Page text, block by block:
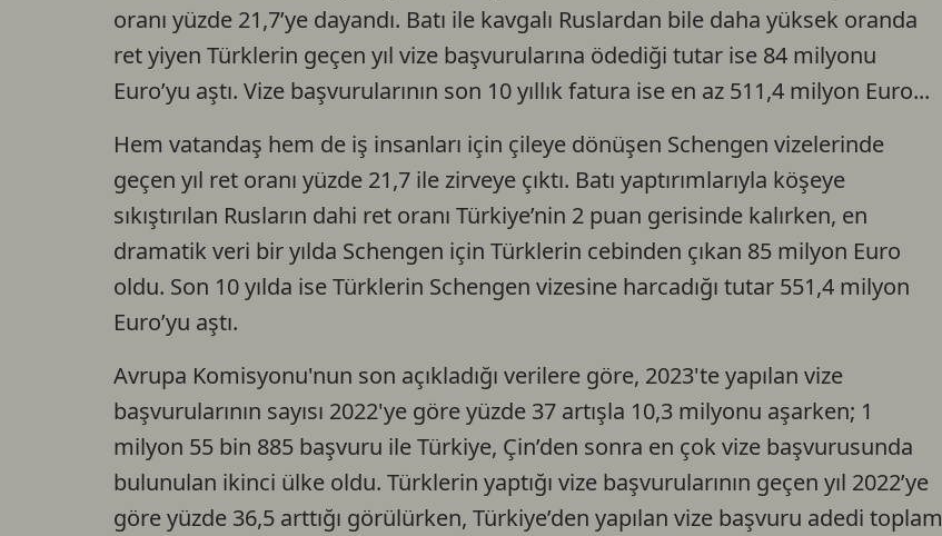
oranı yüzde 21,7’ye dayandı. Batı ile kavgalı Ruslardan bile daha yüksek oranda
ret yiyen Türklerin geçen yıl vize başvurularına ödediği tutar ise 84 milyonu
Euro’yu aştı. Vize başvurularının son 10 yıllık fatura ise en az 511,4 milyon Euro...
Hem vatandaş hem de iş insanları için çileye dönüşen Schengen vizelerinde
geçen yıl ret oranı yüzde 21,7 ile zirveye çıktı. Batı yaptırımlarıyla köşeye
sıkıştırılan Rusların dahi ret oranı Türkiye’nin 2 puan gerisinde kalırken, en
dramatik veri bir yılda Schengen için Türklerin cebinden çıkan 85 milyon Euro
oldu. Son 10 yılda ise Türklerin Schengen vizesine harcadığı tutar 551,4 milyon
Euro’yu aştı.
Avrupa Komisyonu'nun son açıkladığı verilere göre, 2023'te yapılan vize
başvurularının sayısı 2022'ye göre yüzde 37 artışla 10,3 milyonu aşarken; 1
milyon 55 bin 885 başvuru ile Türkiye, Çin’den sonra en çok vize başvurusunda
bulunulan ikinci ülke oldu. Türklerin yaptığı vize başvurularının geçen yıl 2022’ye
göre yüzde 36,5 arttığı görülürken, Türkiye’den yapılan vize başvuru adedi toplam